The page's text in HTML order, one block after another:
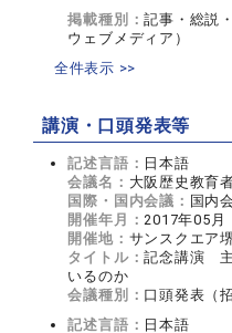
掲載種別：記事・総説
ウェブメディア）
全件表示 >>
講演・口頭発表等
記述言語： 日本語
会議名： 大阪歴史教育
国際・国内会議： 国内
開催年月：2017年05月
開催地： サンスクエア
タイトル：記念講演 主
いるのか
会議種別： 口頭発表（
記述言語： 日本語